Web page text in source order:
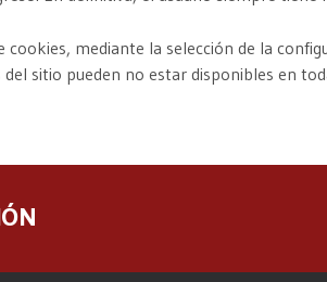
cookies, mediante la selección de la
sitio pueden no estar disponibles en